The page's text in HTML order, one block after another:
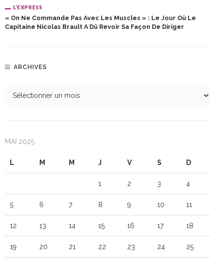
L’EXPRESS
« On Ne Commande Pas Avec Les Muscles » : Le Jour Où Le
Capitaine Nicolas Brault A Dû Revoir Sa Façon De Diriger
ARCHIVES
MAI 2025
L M M J V S D
1 2 3 4
5 6 7 8 9 10 11
12 13 14 15 16 17 18
19 20 21 22 23 24 25